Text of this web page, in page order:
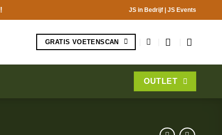
JS in Bedrijf | JS Events
GRATIS VOETENSCAN
OUTLET